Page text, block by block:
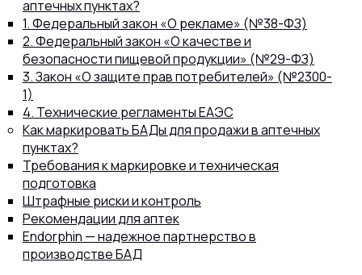
Каталог
Статьи
8 (800) 302-77-51ПЕРЕЗВОНИТЬ ВАМ?
аптечных пунктах?
1. Федеральный закон «О рекламе» (№38-ФЗ)
2. Федеральный закон «О качестве и
безопасности пищевой продукции» (№29-ФЗ)
3. Закон «О защите прав потребителей» (№2300-
1)
4. Технические регламенты ЕАЭС
Как маркировать БАДы для продажи в аптечных
пунктах?
Требования к маркировке и техническая
подготовка
Штрафные риски и контроль
Рекомендации для аптек
Endorphin — надежное партнерство в
производстве БАД